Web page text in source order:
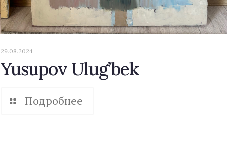
29.08.2024
Yusupov Ulug’bek
Подробнее